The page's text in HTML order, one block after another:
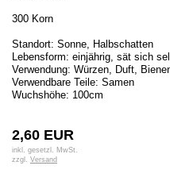
300 Korn
Standort: Sonne, Halbschatten
Lebensform: einjährig, sät sich
Verwendung: Würzen, Duft,
Verwendbare Teile: Samen
Wuchshöhe: 100cm
2,60 EUR
inkl. gesetzl. MwSt.
zzgl. Versand